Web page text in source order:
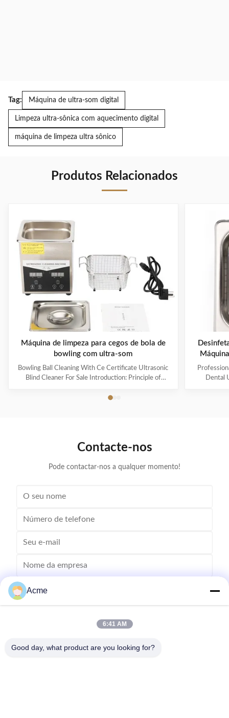
Tag: Máquina de ultra-som digital
Limpeza ultra-sônica com aquecimento digital
máquina de limpeza ultra sônico
Produtos Relacionados
Máquina de limpeza para cegos de bola de
bowling com ultra-som
Bowling Ball Cleaning With Ce Certificate Ultrasonic
Blind Cleaner For Sale Introduction: Principle of
from ultrasonic generator is transformed into high
tens of thousands of tiny bubbles with diameters of
Dental
Contacte-nos
Pode contactar-nos a qualquer momento!
Envie
Acme
6:41 AM
Good day, what product are you looking for?